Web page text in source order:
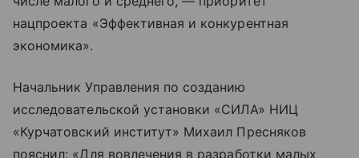
нацпроекта «Эффективная и конкурентная
экономика».
Начальник Управления по созданию
исследовательской установки «СИЛА» НИЦ
«Курчатовский институт» Михаил Пресняков
пояснил: «Для вовлечения в разработки малых